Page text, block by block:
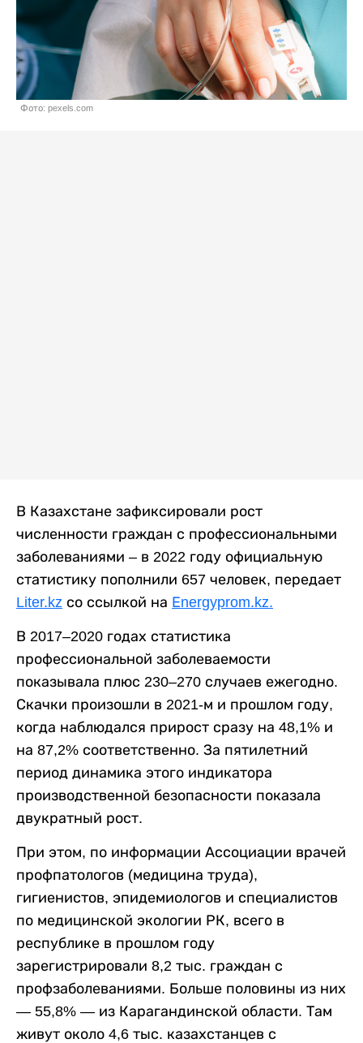
Фото: pexels.com
В Казахстане зафиксировали рост
численности граждан с профессиональными
заболеваниями – в 2022 году официальную
статистику пополнили 657 человек, передает
Liter.kz со ссылкой на Еnergyprom.kz.
В 2017–2020 годах статистика
профессиональной заболеваемости
показывала плюс 230–270 случаев ежегодно.
Скачки произошли в 2021-м и прошлом году,
когда наблюдался прирост сразу на 48,1% и
на 87,2% соответственно. За пятилетний
период динамика этого индикатора
производственной безопасности показала
двукратный рост.
При этом, по информации Ассоциации врачей
профпатологов (медицина труда),
гигиенистов, эпидемиологов и специалистов
по медицинской экологии РК, всего в
республике в прошлом году
зарегистрировали 8,2 тыс. граждан с
профзаболеваниями. Больше половины из них
— 55,8% — из Карагандинской области. Там
живут около 4,6 тыс. казахстанцев с